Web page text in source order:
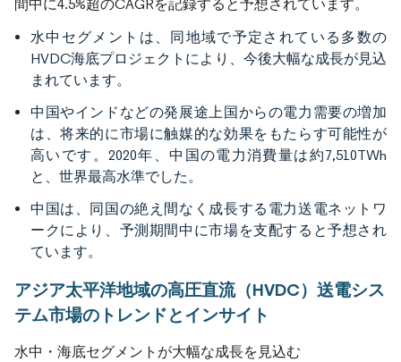
間中に4.5%超のCAGRを記録すると予想されています。
水中セグメントは、同地域で予定されている多数の
HVDC海底プロジェクトにより、今後大幅な成長が見込
まれています。
中国やインドなどの発展途上国からの電力需要の増加
は、将来的に市場に触媒的な効果をもたらす可能性が
高いです。2020年、中国の電力消費量は約7,510TWh
と、世界最高水準でした。
中国は、同国の絶え間なく成長する電力送電ネットワ
ークにより、予測期間中に市場を支配すると予想され
ています。
アジア太平洋地域の高圧直流（HVDC）送電シス
テム市場のトレンドとインサイト
水中・海底セグメントが大幅な成長を見込む